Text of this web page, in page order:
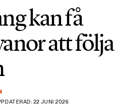
kan få
att följa
22 JUNI 2026